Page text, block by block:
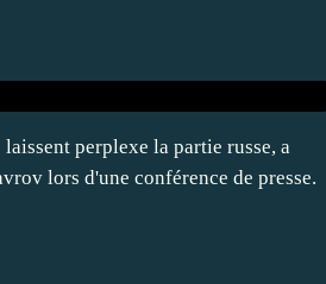
perplexe la partie russe, a
lors d'une conférence de presse.